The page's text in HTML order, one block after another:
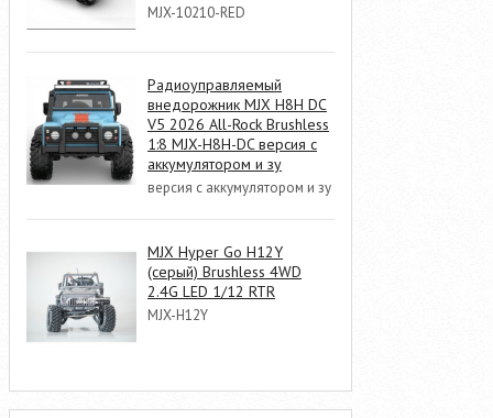
MJX-10210-RED
Радиоуправляемый
внедорожник MJX H8H DC
V5 2026 All-Rock Brushless
1:8 MJX-H8H-DC версия с
аккумулятором и зу
версия с аккумулятором и зу
MJX Hyper Go H12Y
(серый) Brushless 4WD
2.4G LED 1/12 RTR
MJX-H12Y